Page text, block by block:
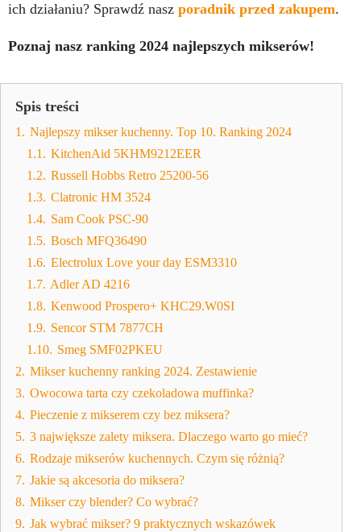
ich działaniu? Sprawdź nasz poradnik przed zakupem.
Poznaj nasz ranking 2024 najlepszych mikserów!
Spis treści
1. Najlepszy mikser kuchenny. Top 10. Ranking 2024
1.1. KitchenAid 5KHM9212EER
1.2. Russell Hobbs Retro 25200-56
1.3. Clatronic HM 3524
1.4. Sam Cook PSC-90
1.5. Bosch MFQ36490
1.6. Electrolux Love your day ESM3310
1.7. Adler AD 4216
1.8. Kenwood Prospero+ KHC29.W0SI
1.9. Sencor STM 7877CH
1.10. Smeg SMF02PKEU
2. Mikser kuchenny ranking 2024. Zestawienie
3. Owocowa tarta czy czekoladowa muffinka?
4. Pieczenie z mikserem czy bez miksera?
5. 3 największe zalety miksera. Dlaczego warto go mieć?
6. Rodzaje mikserów kuchennych. Czym się różnią?
7. Jakie są akcesoria do miksera?
8. Mikser czy blender? Co wybrać?
9. Jak wybrać mikser? 9 praktycznych wskazówek